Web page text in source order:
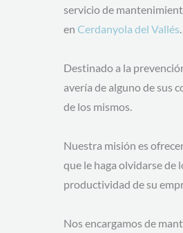
servicio de
en Cerdanyola del Vallés.
Destinado a la
avería de alguno de sus
de los mismos.
Nuestra misión es
que le haga olvidarse de
productividad de su
Nos encargamos de